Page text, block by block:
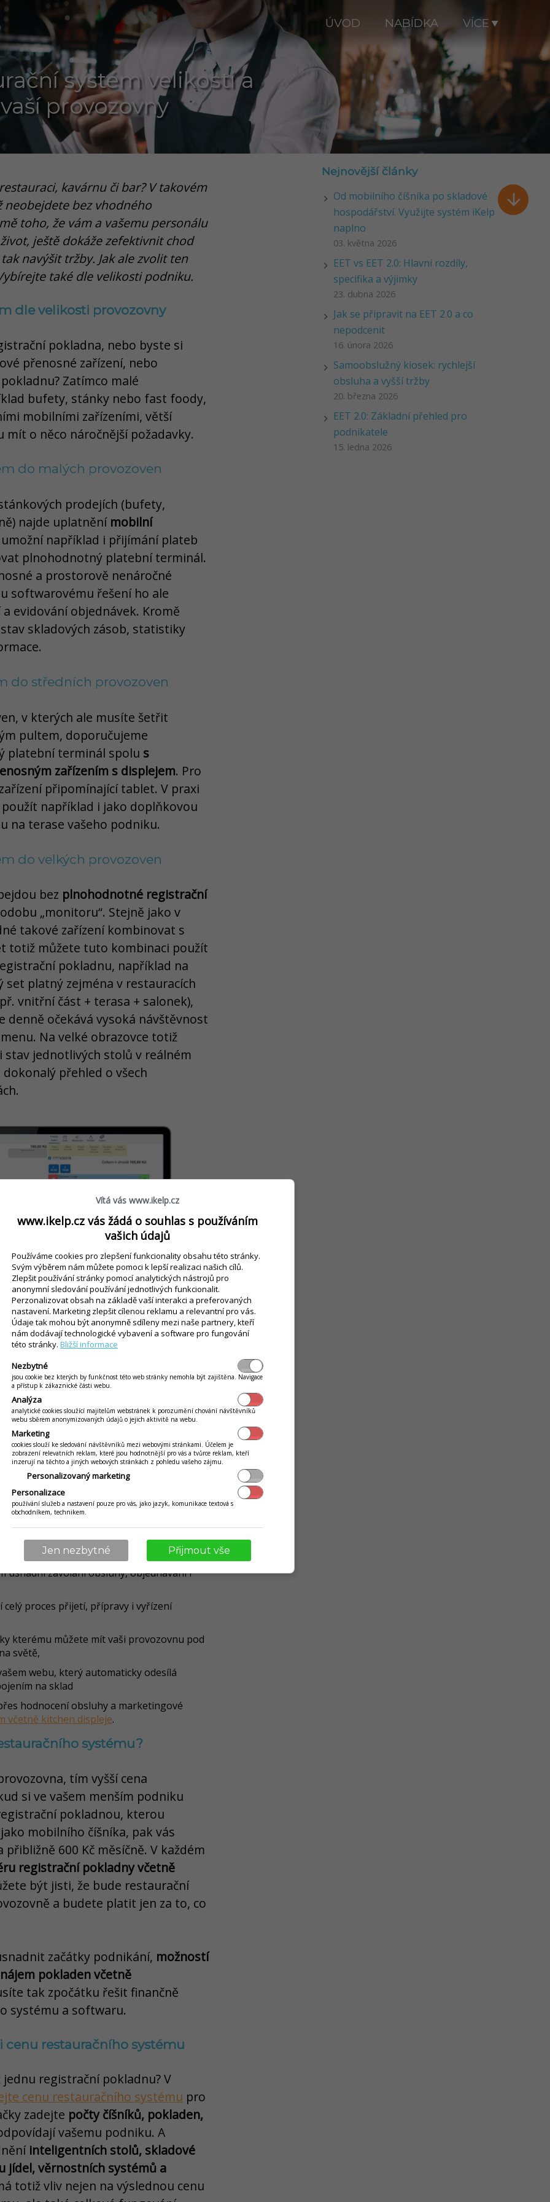
ÚVOD NABÍDKA VÍCE

systém velikosti a
provozovny
kavárnu či bar? V takovém
neobejdete bez vhodného
toho, že vám a vašemu personálu
ještě dokáže zefektivnit chod
navýšit tržby. Jak ale zvolit ten
také dle velikosti podniku.
dle velikosti provozovny
pokladna, nebo byste si
přenosné zařízení, nebo
Zatímco malé
bufety, stánky nebo fast foody,
mobilními zařízeními, větší
o něco náročnější požadavky.
do malých provozoven
prodejích (bufety,
najde uplatnění mobilní
například i přijímání plateb
plnohodnotný platební terminál.
a prostorově nenáročné
softwarovému řešení ho ale
evidování objednávek. Kromě
skladových zásob, statistiky
do středních provozoven
v kterých ale musíte šetřit
pultem, doporučujeme
platební terminál spolu s
zařízením s displejem. Pro
připomínající tablet. V praxi
například i jako doplňkovou
na terase vašeho podniku.
do velkých provozoven
bez plnohodnotné registrační
„monitoru“. Stejně jako v
takové zařízení kombinovat s
totiž můžete tuto kombinaci použít
pokladnu, například na
set platný zejména v restauracích
vnitřní část + terasa + salonek),
denně očekává vysoká návštěvnost
Na velké obrazovce totiž
jednotlivých stolů v reálném
přehled o všech
restaurační systém mít?
systém nemusí mít jen
určené k evidenci tržeb. Důkazem
kavárnu či bar
a moderních funkcí:
usnadní zavolání obsluhy, objednávání i
celý proces přijetí, přípravy i vyřízení
kterému můžete mít vaši provozovnu pod
světě,
webu, který automaticky odesílá
na sklad
hodnocení obsluhy a marketingové
včetně kitchen displeje.
systému?
tím vyšší cena
si ve vašem menším podniku
pokladnou, kterou
mobilního číšníka, pak vás
600 Kč měsíčně. V každém
registrační pokladny včetně
být jisti, že bude restaurační
a budete platit jen za to, co
začátky podnikání, možností
pokladen včetně
tak zpočátku řešit finančně
systému a softwaru.
cenu restauračního systému
registrační pokladnu? V
cenu restauračního systému pro
zadejte počty číšníků, pokladen,
vašemu podniku. A
inteligentních stolů, skladové
jídel, věrnostních systémů a
totiž vliv nejen na výslednou cenu
Nejnovější články
Od mobilního číšníka po skladové
hospodářství. Využijte systém iKelp
naplno
03. května 2026
EET vs EET 2.0: Hlavní rozdíly,
specifika a výjimky
23. dubna 2026
Jak se připravit na EET 2.0 a co
nepodcenit
16. února 2026
Samoobslužný kiosek: rychlejší
obsluha a vyšší tržby
20. března 2026
EET 2.0: Základní přehled pro
podnikatele
15. ledna 2026
Vítá vás www.ikelp.cz
www.ikelp.cz vás žádá o souhlas s používáním
vašich údajů
Používáme cookies pro zlepšení funkcionality obsahu této stránky.
Svým výběrem nám můžete pomoci k lepší realizaci našich cílů.
Zlepšit používání stránky pomocí analytických nástrojů pro
anonymní sledování používání jednotlivých funkcionalit.
Perzonalizovat obsah na základě vaší interakci a preferovaných
nastavení. Marketing zlepšit cílenou reklamu a relevantní pro vás.
Údaje tak mohou být anonymně sdíleny mezi naše partnery, kteří
nám dodávají technologické vybavení a software pro fungování
této stránky. Bližší informace
Nezbytné
jsou cookie bez kterých by funkčnost této web stránky nemohla být zajištěna. Navigace
a přístup k zákaznické části webu.
Analýza
analytické cookies sloužící majitelům webstránek k porozumění chování návštěvníků
webu sběrem anonymizovaných údajů o jejich aktivitě na webu.
Marketing
cookies slouží ke sledování návštěvníků mezi webovými stránkami. Účelem je
zobrazení relevatních reklam, které jsou hodnotnější pro vás a tvůrce reklam, kteří
inzerují na těchto a jiných webových stránkách z pohledu vašeho zájmu.
Personalizovaný marketing
Personalizace
používání služeb a nastavení pouze pro vás, jako jazyk, komunikace textová s
obchodníkem, technikem.
Jen nezbytné Přijmout vše